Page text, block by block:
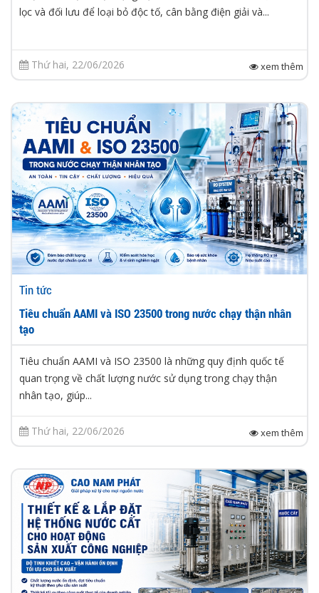
lọc và đối lưu để loại bỏ độc tố, cân bằng điện giải và...
Thứ hai, 22/06/2026 xem thêm
Tin tức
Tiêu chuẩn AAMI và ISO 23500 trong nước chạy thận nhân
tạo
Tiêu chuẩn AAMI và ISO 23500 là những quy định quốc tế
quan trọng về chất lượng nước sử dụng trong chạy thận
nhân tạo, giúp...
Thứ hai, 22/06/2026 xem thêm